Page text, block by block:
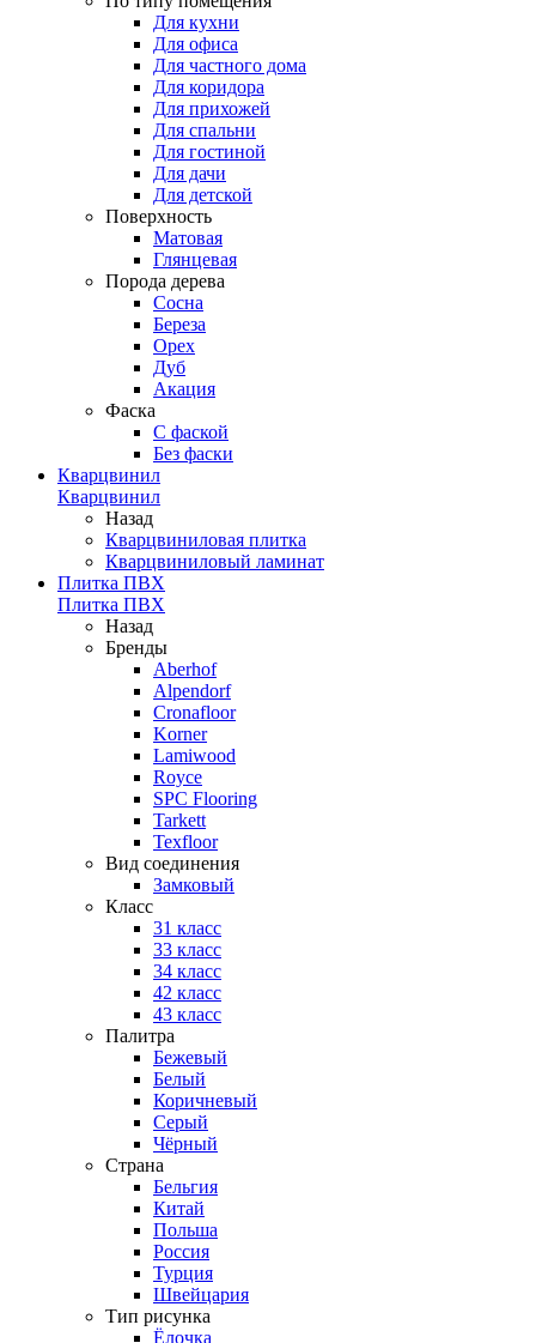
Для кухни
Для офиса
Для частного дома
Для коридора
Для прихожей
Для спальни
Для гостиной
Для дачи
Для детской
Поверхность
Матовая
Глянцевая
Порода дерева
Сосна
Береза
Орех
Дуб
Акация
Фаска
С фаской
Без фаски
Кварцвинил
Кварцвинил
Назад
Кварцвиниловая плитка
Кварцвиниловый ламинат
Плитка ПВХ
Плитка ПВХ
Назад
Бренды
Aberhof
Alpendorf
Cronafloor
Korner
Lamiwood
Royce
SPC Flooring
Tarkett
Texfloor
Вид соединения
Замковый
Класс
31 класс
33 класс
34 класс
42 класс
43 класс
Палитра
Бежевый
Белый
Коричневый
Серый
Чёрный
Страна
Бельгия
Китай
Польша
Россия
Турция
Швейцария
Тип рисунка
Ёлочка